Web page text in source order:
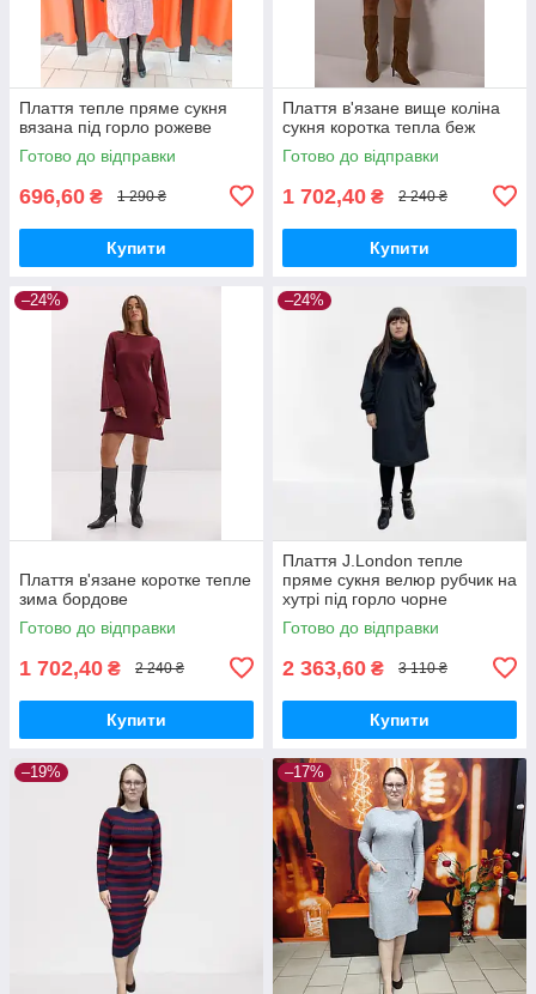
Плаття тепле пряме сукня
вязана під горло рожеве
Готово до відправки
696,60 ₴ 1 290 ₴
Купити
Плаття в'язане вище коліна
сукня коротка тепла беж
Готово до відправки
1 702,40 ₴ 2 240 ₴
Купити
–24%
Плаття в'язане коротке тепле
зима бордове
Готово до відправки
1 702,40 ₴ 2 240 ₴
Купити
–24%
Плаття J.London тепле
пряме сукня велюр рубчик на
хутрі під горло чорне
Готово до відправки
2 363,60 ₴ 3 110 ₴
Купити
–19% –17%